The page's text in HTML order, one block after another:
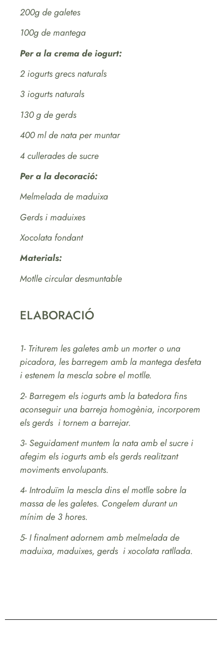
200g de galetes
100g de mantega
Per a la crema de iogurt:
2 iogurts grecs naturals
3 iogurts naturals
130 g de gerds
400 ml de nata per muntar
4 cullerades de sucre
Per a la decoració:
Melmelada de maduixa
Gerds i maduixes
Xocolata fondant
Materials:
Motlle circular desmuntable
ELABORACIÓ
1- Triturem les galetes amb un morter o una
picadora, les barregem amb la mantega desfeta
i estenem la mescla sobre el motlle.
2- Barregem els iogurts amb la batedora fins
aconseguir una barreja homogènia, incorporem
els gerds i tornem a barrejar.
3- Seguidament muntem la nata amb el sucre i
afegim els iogurts amb els gerds realitzant
moviments envolupants.
4- Introduïm la mescla dins el motlle sobre la
massa de les galetes. Congelem durant un
mínim de 3 hores.
5- I finalment adornem amb melmelada de
maduixa, maduixes, gerds i xocolata ratllada.